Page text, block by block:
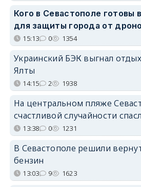
Кого в Севастополе готовы
для защиты города от
15:13 0 1354
Украинский БЭК выгнал
Ялты
14:15 2 1938
На центральном пляже
счастливой случайности
13:38 0 1231
В Севастополе решили
бензин
13:03 9 1623